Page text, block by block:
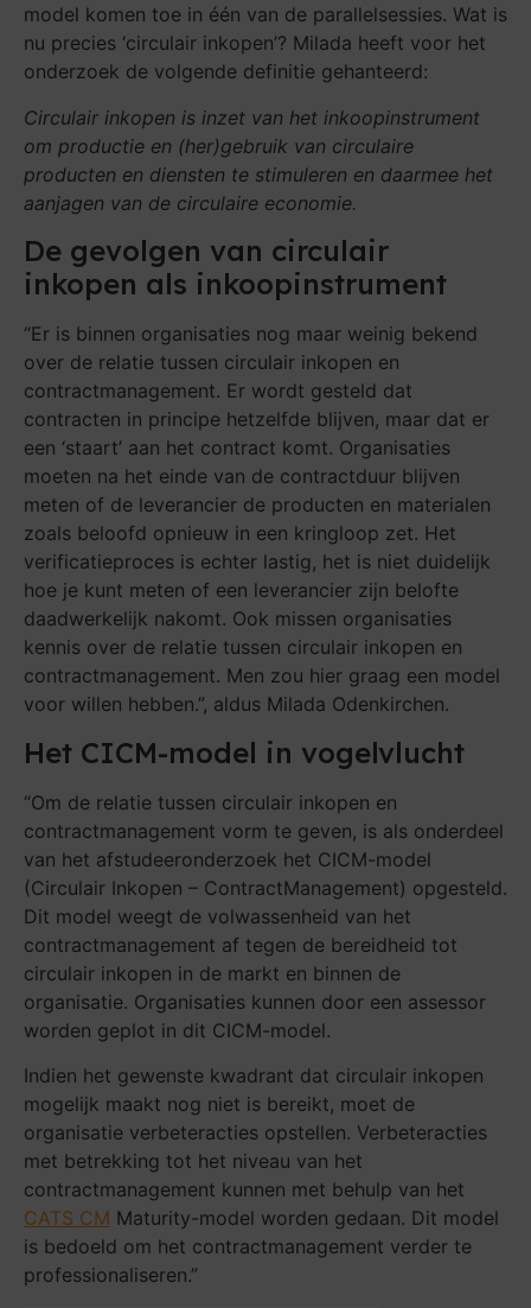
model komen toe in één van de parallelsessies. Wat is
nu precies ‘circulair inkopen’? Milada heeft voor het
onderzoek de volgende definitie gehanteerd:
Circulair inkopen is inzet van het inkoopinstrument
om productie en (her)gebruik van circulaire
producten en diensten te stimuleren en daarmee het
aanjagen van de circulaire economie.
De gevolgen van circulair
inkopen als inkoopinstrument
“Er is binnen organisaties nog maar weinig bekend
over de relatie tussen circulair inkopen en
contractmanagement. Er wordt gesteld dat
contracten in principe hetzelfde blijven, maar dat er
een ‘staart’ aan het contract komt. Organisaties
moeten na het einde van de contractduur blijven
meten of de leverancier de producten en materialen
zoals beloofd opnieuw in een kringloop zet. Het
verificatieproces is echter lastig, het is niet duidelijk
hoe je kunt meten of een leverancier zijn belofte
daadwerkelijk nakomt. Ook missen organisaties
kennis over de relatie tussen circulair inkopen en
contractmanagement. Men zou hier graag een model
voor willen hebben.”, aldus Milada Odenkirchen.
Het CICM-model in vogelvlucht
“Om de relatie tussen circulair inkopen en
contractmanagement vorm te geven, is als onderdeel
van het afstudeeronderzoek het CICM-model
(Circulair Inkopen – ContractManagement) opgesteld.
Dit model weegt de volwassenheid van het
contractmanagement af tegen de bereidheid tot
circulair inkopen in de markt en binnen de
organisatie. Organisaties kunnen door een assessor
worden geplot in dit CICM-model.
Indien het gewenste kwadrant dat circulair inkopen
mogelijk maakt nog niet is bereikt, moet de
organisatie verbeteracties opstellen. Verbeteracties
met betrekking tot het niveau van het
contractmanagement kunnen met behulp van het
CATS CM Maturity-model worden gedaan. Dit model
is bedoeld om het contractmanagement verder te
professionaliseren.”